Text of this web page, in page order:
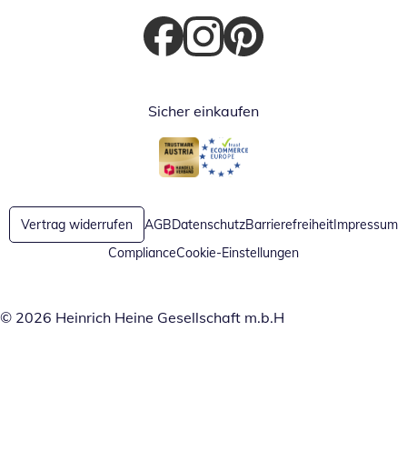
Öffnet in neuem Fenster
Öffnet in neuem Fenster
Öffnet in neuem Fenster
Sicher einkaufen
Öffnet in neuem Fenster
Öffnet in neuem Fenster
Vertrag widerrufen AGBDatenschutzBarrierefreiheitImpressum
ComplianceCookie-Einstellungen
© 2026 Heinrich Heine Gesellschaft m.b.H